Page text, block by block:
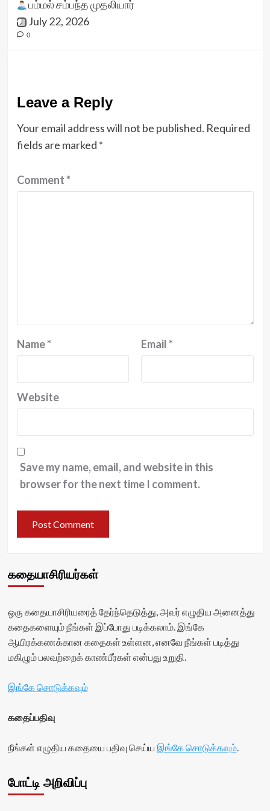
பம்மல் சம்பந்த முதலியார்
July 22, 2026
0
Leave a Reply
Your email address will not be published. Required
fields are marked *
Comment*
Name* Email*
Website
Save my name, email, and website in this
browser for the next time I comment.
கதையாசிரியர்கள்
ஒரு கதையாசிரியரைத் தேர்ந்தெடுத்து, அவர் எழுதிய அனைத்து
கதைகளையும் நீங்கள் இப்போது படிக்கலாம். இங்கே
ஆயிரக்கணக்கான கதைகள் உள்ளன, எனவே நீங்கள் படித்து
மகிழும் பலவற்றைக் காண்பீர்கள் என்பது உறுதி.
இங்கே சொடுக்கவும்
கதைப்பதிவு
நீங்கள் எழுதிய கதையை பதிவு செய்ய இங்கே சொடுக்கவும்.
போட்டி அறிவிப்பு